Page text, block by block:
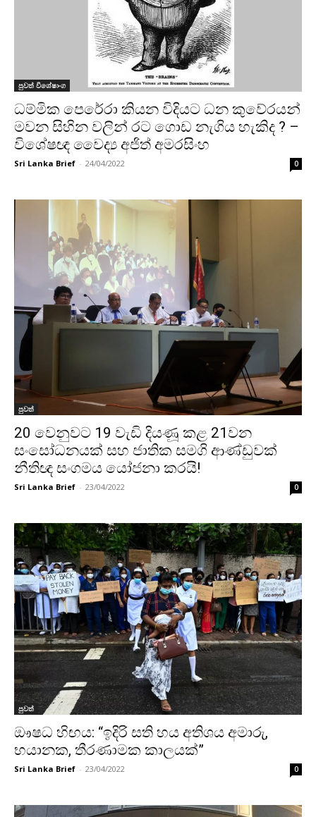
පුවත් විශේෂාංග
ධම්මික පෙරේරා කියන විදියට ධන කුවේරයන්
මවන සිහින වලින් රට ගොඩ නැගිය හැකිද ? –
විශේෂඥ වෛද්‍ය අජිත් අමරසිංහ
Sri Lanka Brief - 24/04/2022 0
පුවත්
20 වෙනුවට 19 වැඩි දියණූ කළ 21වන
සංසෝධනයක් සහ ජාතික සමගි ආණ්ඩුවක්
නීතිඥ සංගමය යෝජනා කරයි!
Sri Lanka Brief - 23/04/2022 0
පුවත්
ඖෂධ හිඟය: “ඉදිරි සති හය අතිශය අමාරු,
භයානක, තීරණාමක කාලයක්”
Sri Lanka Brief - 23/04/2022 0